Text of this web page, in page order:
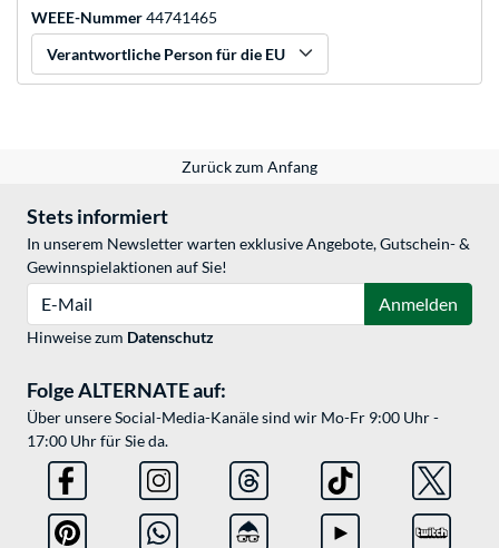
WEEE-Nummer44741465
Verantwortliche Person für die EU
Zurück zum Anfang
Stets informiert
In unserem Newsletter warten exklusive Angebote, Gutschein- &
Gewinnspielaktionen auf Sie!
Anmelden
Hinweise zum Datenschutz
Folge ALTERNATE auf:
Über unsere Social-Media-Kanäle sind wir Mo-Fr 9:00 Uhr -
17:00 Uhr für Sie da.